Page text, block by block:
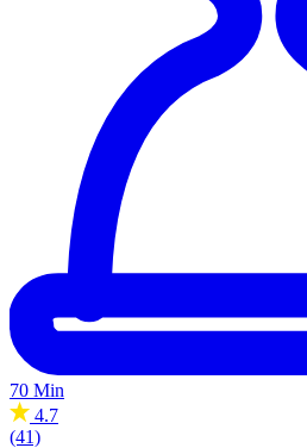
70 Min
4.7
(41)